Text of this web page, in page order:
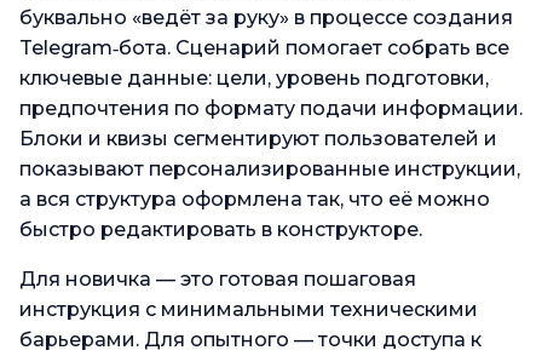
буквально «ведёт за руку» в процессе создания
Telegram‑бота. Сценарий помогает собрать все
ключевые данные: цели, уровень подготовки,
предпочтения по формату подачи информации.
Блоки и квизы сегментируют пользователей и
показывают персонализированные инструкции,
а вся структура оформлена так, что её можно
быстро редактировать в конструкторе.
Для новичка — это готовая пошаговая
инструкция с минимальными техническими
барьерами. Для опытного — точки доступа к